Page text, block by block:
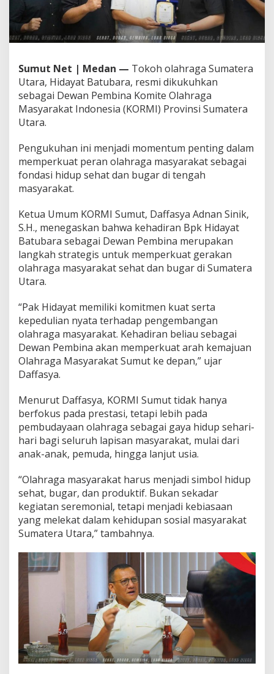
m
a
a
n
s
e
a
i
P
i
n
a
O
R
S
m
u
t
,
o
n
g
O
a
r
a
g
a
M
a
k
a
t
J
a
d
Sumut Net | Medan — Tokoh olahraga Sumatera
Utara, Hidayat Batubara, resmi dikukuhkan
sebagai Dewan Pembina Komite Olahraga
Masyarakat Indonesia (KORMI) Provinsi Sumatera
Utara.
Pengukuhan ini menjadi momentum penting dalam
memperkuat peran olahraga masyarakat sebagai
fondasi hidup sehat dan bugar di tengah
masyarakat.
Ketua Umum KORMI Sumut, Daffasya Adnan Sinik,
S.H., menegaskan bahwa kehadiran Bpk Hidayat
Batubara sebagai Dewan Pembina merupakan
langkah strategis untuk memperkuat gerakan
olahraga masyarakat sehat dan bugar di Sumatera
Utara.
“Pak Hidayat memiliki komitmen kuat serta
kepedulian nyata terhadap pengembangan
olahraga masyarakat. Kehadiran beliau sebagai
Dewan Pembina akan memperkuat arah kemajuan
Olahraga Masyarakat Sumut ke depan,” ujar
Daffasya.
Menurut Daffasya, KORMI Sumut tidak hanya
berfokus pada prestasi, tetapi lebih pada
pembudayaan olahraga sebagai gaya hidup sehari-
hari bagi seluruh lapisan masyarakat, mulai dari
anak-anak, pemuda, hingga lanjut usia.
“Olahraga masyarakat harus menjadi simbol hidup
sehat, bugar, dan produktif. Bukan sekadar
kegiatan seremonial, tetapi menjadi kebiasaan
yang melekat dalam kehidupan sosial masyarakat
Sumatera Utara,” tambahnya.